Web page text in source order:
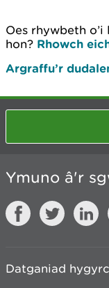
Oes rhywbeth o’i
hon? Rhowch
Argraffu’r
Ymuno â'r
Datganiad